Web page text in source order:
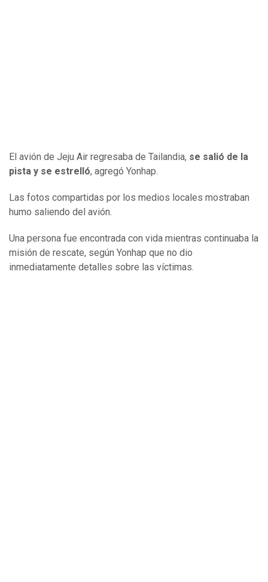
El avión de Jeju Air regresaba de Tailandia, se salió de la
pista y se estrelló, agregó Yonhap.
Las fotos compartidas por los medios locales mostraban
humo saliendo del avión.
Una persona fue encontrada con vida mientras continuaba la
misión de rescate, según Yonhap que no dio
inmediatamente detalles sobre las víctimas.